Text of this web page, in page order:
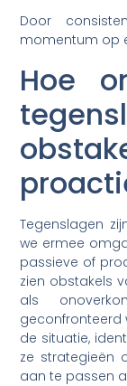
Door
momentum op
Hoe
Tegenslagen
we ermee
passieve of
zien obstakels
als
geconfronteerd
de situatie,
ze strategieën
aan te passen